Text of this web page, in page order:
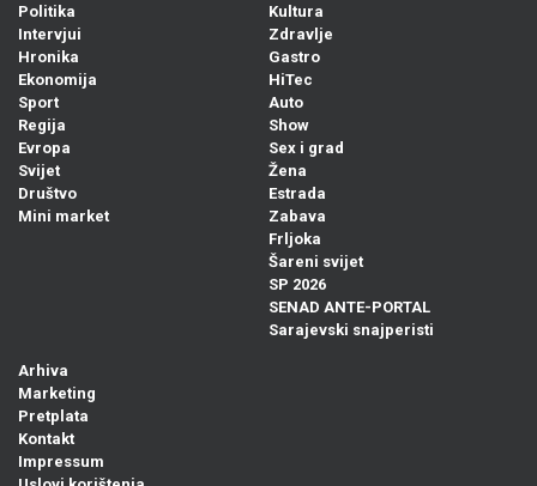
Politika
Intervjui
Hronika
Ekonomija
Sport
Regija
Evropa
Svijet
Društvo
Mini market
Kultura
Zdravlje
Gastro
HiTec
Auto
Show
Sex i grad
Žena
Estrada
Zabava
Frljoka
Šareni svijet
SP 2026
SENAD ANTE-PORTAL
Sarajevski snajperisti
Arhiva
Marketing
Pretplata
Kontakt
Impressum